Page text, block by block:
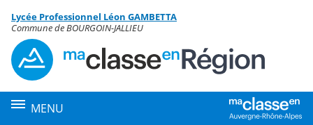
Menu de la rubrique
Contenu
Lycée Professionnel Léon GAMBETTA
Commune de BOURGOIN-JALLIEU
MENU